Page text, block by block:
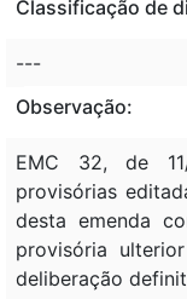
Classificação de
---
Observação:
EMC 32, de
provisórias
desta emenda
provisória
deliberação